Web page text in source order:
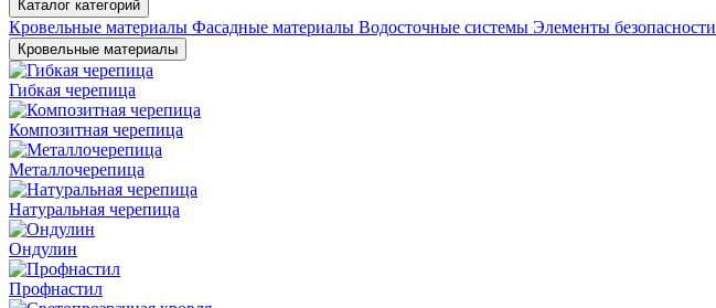
Каталог категорий
Кровельные материалы Фасадные материалы Водосточные системы Элементы безопасности
Кровельные материалы
Гибкая черепица
Композитная черепица
Металлочерепица
Натуральная черепица
Ондулин
Профнастил